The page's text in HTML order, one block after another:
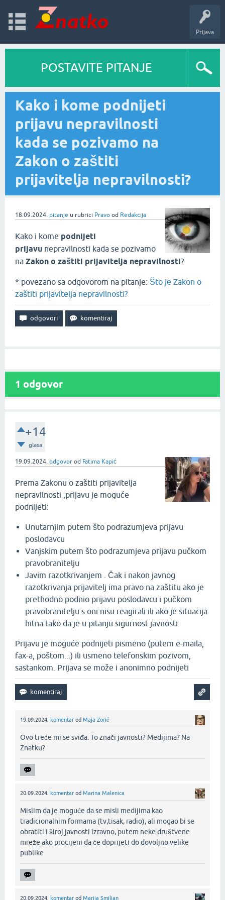
Prijava
POSTAVITE PITANJE
Kako i kome podnijeti
prijavu nepravilnosti
kada se pozivamo na
Zakon o zaštiti
prijavitelja nepravilnosti?
18.09.2024. pitanje u rubrici Pravo od Redakcija
Kako i kome podnijeti
prijavu nepravilnosti kada se pozivamo
na Zakon o zaštiti prijavitelja nepravilnosti?
* povezano sa odgovorom na pitanje: Što je Zakon o
zaštiti prijavitelja nepravilnosti?
1 odgovor
+14
glasa
19.09.2024. odgovor od Fatima Kapić
Prema Zakonu o zaštiti prijavitelja
nepravilnosti ,prijavu je moguće
podnijeti:
Unutarnjim putem što podrazumjeva prijavu
poslodavcu
Vanjskim putem što podrazumjeva prijavu pučkom
pravobranitelju
Javim razotkrivanjem . Čak i nakon javnog
razotkrivanja prijavitelj ima pravo na zaštitu ako je
prethodno podnio prijavu poslodavcu i pučkom
pravobranitelju s oni nisu reagirali ili ako je situacija
hitna tako da je u pitanju sigurnost javnosti
Prijavu je moguće podnijeti pismeno (putem e-maila,
fax-a, poštom...) ili usmeno telefonskim pozivom,
sastankom. Prijava se može i anonimno podnijeti
19.09.2024. komentar od Maja Zorić
Ovo treće mi se sviđa. To znači javnosti? Medijima? Na
Znatku?‌
20.09.2024. komentar od Marina Malenica
Mislim da je moguće da se misli medijima kao
tradicionalnim formama (tv,tisak, radio), ali mogao bi se
obratiti i široj javnosti izravno, putem neke društvene
mreže ako procijeni da će doprijeti do dovoljno velike
publike‌
20.09.2024. komentar od Marija Smiljan